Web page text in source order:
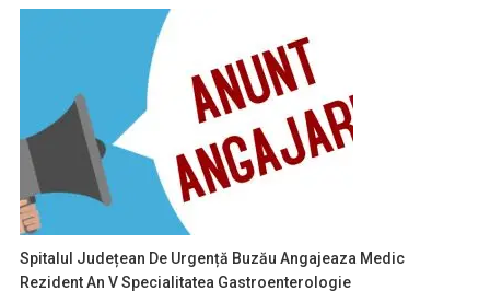
Spitalul Județean De Urgență Buzău Angajeaza Medic
Rezident An V Specialitatea Gastroenterologie